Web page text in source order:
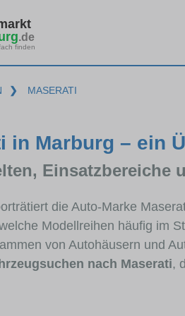
.de
finden
❯ MASERATI
in Marburg – ein
Einsatzbereiche
die Auto-Marke
Modellreihen häufig im
von Autohäusern und
nach Maserati,